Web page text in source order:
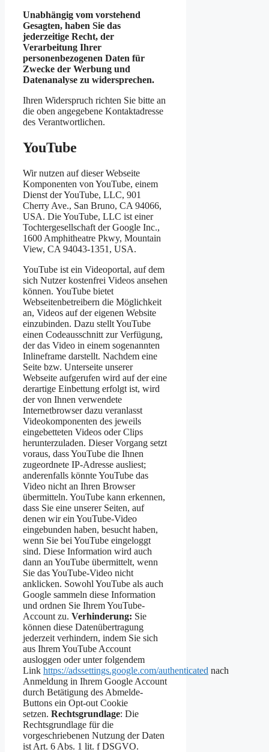
Unabhängig vom vorstehend
Gesagten, haben Sie das
jederzeitige Recht, der
Verarbeitung Ihrer
personenbezogenen Daten für
Zwecke der Werbung und
Datenanalyse zu widersprechen.
Ihren Widerspruch richten Sie bitte an
die oben angegebene Kontaktadresse
des Verantwortlichen.
YouTube
Wir nutzen auf dieser Webseite
Komponenten von YouTube, einem
Dienst der YouTube, LLC, 901
Cherry Ave., San Bruno, CA 94066,
USA. Die YouTube, LLC ist einer
Tochtergesellschaft der Google Inc.,
1600 Amphitheatre Pkwy, Mountain
View, CA 94043-1351, USA.
YouTube ist ein Videoportal, auf dem
sich Nutzer kostenfrei Videos ansehen
können. YouTube bietet
Webseitenbetreibern die Möglichkeit
an, Videos auf der eigenen Website
einzubinden. Dazu stellt YouTube
einen Codeausschnitt zur Verfügung,
der das Video in einem sogenannten
Inlineframe darstellt. Nachdem eine
Seite bzw. Unterseite unserer
Webseite aufgerufen wird auf der eine
derartige Einbettung erfolgt ist, wird
der von Ihnen verwendete
Internetbrowser dazu veranlasst
Videokomponenten des jeweils
eingebetteten Videos oder Clips
herunterzuladen. Dieser Vorgang setzt
voraus, dass YouTube die Ihnen
zugeordnete IP-Adresse ausliest;
anderenfalls könnte YouTube das
Video nicht an Ihren Browser
übermitteln. YouTube kann erkennen,
dass Sie eine unserer Seiten, auf
denen wir ein YouTube-Video
eingebunden haben, besucht haben,
wenn Sie bei YouTube eingeloggt
sind. Diese Information wird auch
dann an YouTube übermittelt, wenn
Sie das YouTube-Video nicht
anklicken. Sowohl YouTube als auch
Google sammeln diese Information
und ordnen Sie Ihrem YouTube-
Account zu. Verhinderung: Sie
können diese Datenübertragung
jederzeit verhindern, indem Sie sich
aus Ihrem YouTube Account
ausloggen oder unter folgendem
Link https://adssettings.google.com/authenticated nach
Anmeldung in Ihrem Google Account
durch Betätigung des Abmelde-
Buttons ein Opt-out Cookie
setzen. Rechtsgrundlage: Die
Rechtsgrundlage für die
vorgeschriebenen Nutzung der Daten
ist Art. 6 Abs. 1 lit. f DSGVO.